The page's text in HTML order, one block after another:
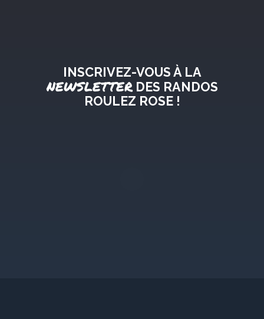
INSCRIVEZ-VOUS À LA
NEWSLETTERDES RANDOS
ROULEZ ROSE !